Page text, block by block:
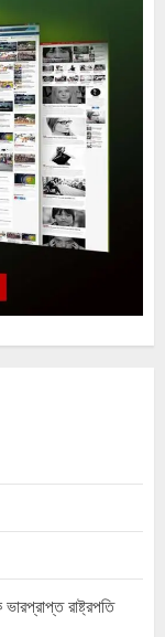
রাষ্ট্রপতি